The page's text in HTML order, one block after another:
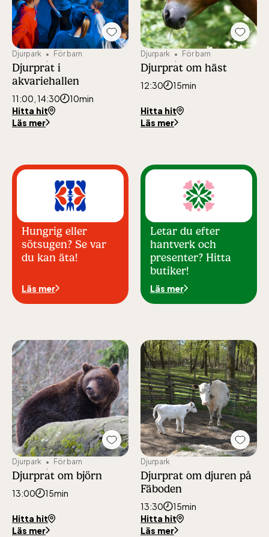
Add
"Djurprat
akvariehallen"
Djurpark För barn
Djurprat i
akvariehallen
11:00, 14:30
10min
Hitta hit
Läs mer
Add
Djurpark För barn
Djurprat om häst
12:30 15min
Hitta hit
Läs mer
Hungrig eller
sötsugen? Se var
du kan äta!
Läs mer
Letar du efter
hantverk och
presenter? Hitta
butiker!
Läs mer
Add
"Djurprat
favourites
Djurpark För barn
Djurprat om björn
13:00 15min
Hitta hit
Läs mer
Add
djuren
Djurpark
Djurprat om djuren på
Fäboden
13:30
15min
Hitta hit
Läs mer